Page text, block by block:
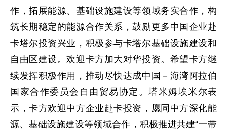
作，拓展能源、基础设施建设等领域务实合作，构
筑长期稳定的能源合作关系，鼓励更多中国企业赴
卡塔尔投资兴业，积极参与卡塔尔基础设施建设和
自由区建设。欢迎卡方加大对华投资。希望卡方继
续发挥积极作用，推动尽快达成中国－海湾阿拉伯
国家合作委员会自由贸易协定。塔米姆埃米尔表
示，卡方欢迎中方企业赴卡投资，愿同中方深化能
源、基础设施建设等领域合作，积极推进共建“一带